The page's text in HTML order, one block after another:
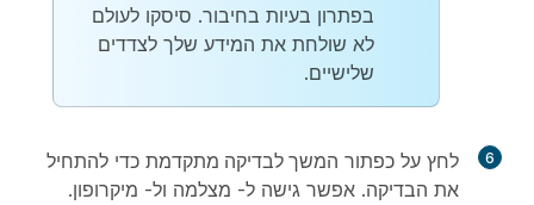
בפתרון בעיות בחיבור. סיסקו לעולם
לא שולחת את המידע שלך לצדדים
שלישיים.
6 לחץ על כפתור המשך לבדיקה מתקדמת כדי להתחיל
את הבדיקה. אפשר גישה ל- מצלמה ול- מיקרופון.